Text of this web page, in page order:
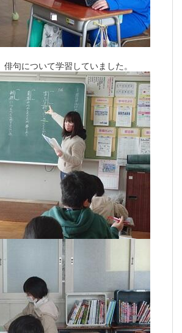
句について学習していました。